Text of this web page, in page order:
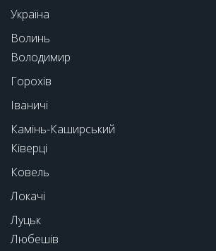
Україна
Волинь
Володимир
Горохів
Іваничі
Камінь-Каширський
Ківерці
Ковель
Локачі
Луцьк
Любешів